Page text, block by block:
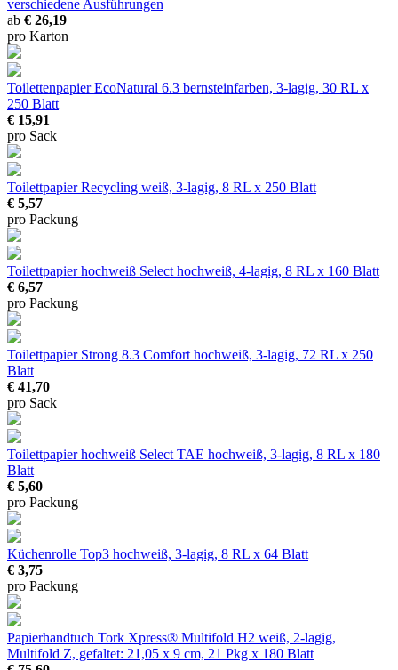
verschiedene Ausführungen
ab € 26,19
pro Karton
Toilettenpapier EcoNatural 6.3 bernsteinfarben, 3-lagig, 30 RL x
250 Blatt
€ 15,91
pro Sack
Toilettpapier Recycling weiß, 3-lagig, 8 RL x 250 Blatt
€ 5,57
pro Packung
Toilettpapier hochweiß Select hochweiß, 4-lagig, 8 RL x 160 Blatt
€ 6,57
pro Packung
Toilettpapier Strong 8.3 Comfort hochweiß, 3-lagig, 72 RL x 250
Blatt
€ 41,70
pro Sack
Toilettpapier hochweiß Select TAE hochweiß, 3-lagig, 8 RL x 180
Blatt
€ 5,60
pro Packung
Küchenrolle Top3 hochweiß, 3-lagig, 8 RL x 64 Blatt
€ 3,75
pro Packung
Papierhandtuch Tork Xpress® Multifold H2 weiß, 2-lagig,
Multifold Z, gefaltet: 21,05 x 9 cm, 21 Pkg x 180 Blatt